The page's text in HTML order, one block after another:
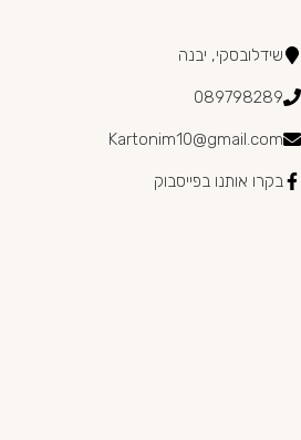
שידלובסקי, יבנה
089798289
Kartonim10@gmail.com
בקרו אותנו בפייסבוק